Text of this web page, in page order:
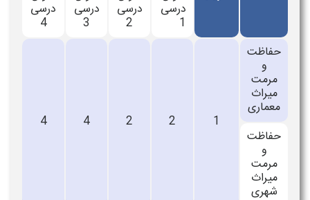
درسی
1
درسی
2
درسی
3
درسی
4
حفاظت
و
مرمت
میراث
معماری
1
2
2
4
4
حفاظت
و
مرمت
میراث
شهری